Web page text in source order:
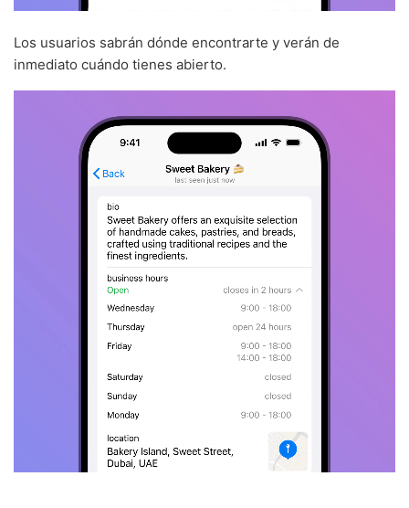
Los usuarios sabrán dónde encontrarte y verán de
inmediato cuándo tienes abierto.